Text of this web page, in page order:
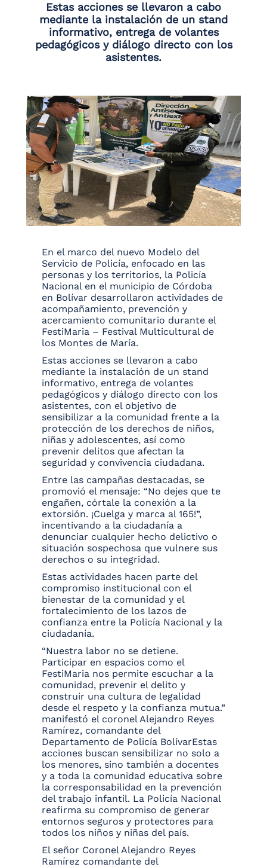
Estas acciones se llevaron a cabo
mediante la instalación de un stand
informativo, entrega de volantes
pedagógicos y diálogo directo con los
asistentes.
En el marco del nuevo Modelo del
Servicio de Policía, enfocado en las
personas y los territorios, la Policía
Nacional en el municipio de Córdoba
en Bolívar desarrollaron actividades de
acompañamiento, prevención y
acercamiento comunitario durante el
FestiMaria – Festival Multicultural de
los Montes de María.
Estas acciones se llevaron a cabo
mediante la instalación de un stand
informativo, entrega de volantes
pedagógicos y diálogo directo con los
asistentes, con el objetivo de
sensibilizar a la comunidad frente a la
protección de los derechos de niños,
niñas y adolescentes, así como
prevenir delitos que afectan la
seguridad y convivencia ciudadana.
Entre las campañas destacadas, se
promovió el mensaje: “No dejes que te
engañen, córtale la conexión a la
extorsión. ¡Cuelga y marca al 165!”,
incentivando a la ciudadanía a
denunciar cualquier hecho delictivo o
situación sospechosa que vulnere sus
derechos o su integridad.
Estas actividades hacen parte del
compromiso institucional con el
bienestar de la comunidad y el
fortalecimiento de los lazos de
confianza entre la Policía Nacional y la
ciudadanía.
“Nuestra labor no se detiene.
Participar en espacios como el
FestiMaria nos permite escuchar a la
comunidad, prevenir el delito y
construir una cultura de legalidad
desde el respeto y la confianza mutua.”
manifestó el coronel Alejandro Reyes
Ramírez, comandante del
Departamento de Policía BolívarEstas
acciones buscan sensibilizar no solo a
los menores, sino también a docentes
y a toda la comunidad educativa sobre
la corresponsabilidad en la prevención
del trabajo infantil. La Policía Nacional
reafirma su compromiso de generar
entornos seguros y protectores para
todos los niños y niñas del país.
El señor Coronel Alejandro Reyes
Ramírez comandante del